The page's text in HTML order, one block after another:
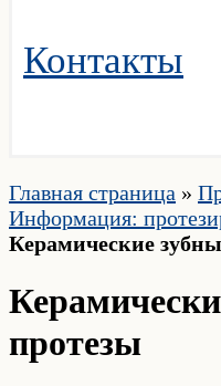
Контакты
Главная страница »
Информация:
Керамические
протезы